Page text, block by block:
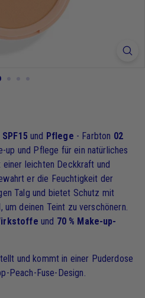
und Pflege - Farbton 02
up und Pflege für ein natürliches
einer leichten Deckkraft und
er die Feuchtigkeit der
Talg und bietet Schutz mit
um deinen Teint zu verschönern.
und 70 % Make-up-
und kommt in einer Puderdose
Peach-Fuse-Design.